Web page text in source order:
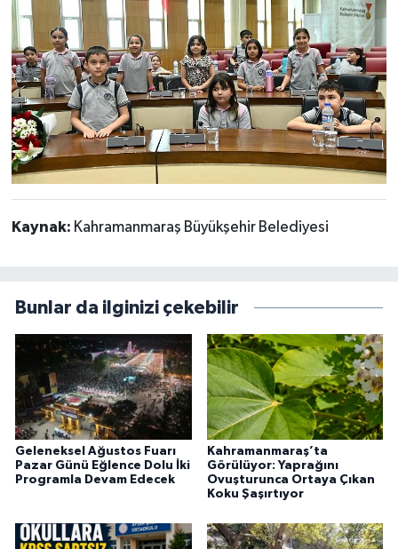
Kaynak: Kahramanmaraş Büyükşehir Belediyesi
Bunlar da ilginizi çekebilir
Geleneksel Ağustos Fuarı
Pazar Günü Eğlence Dolu İki
Programla Devam Edecek
Kahramanmaraş’ta
Görülüyor: Yaprağını
Ovuşturunca Ortaya Çıkan
Koku Şaşırtıyor